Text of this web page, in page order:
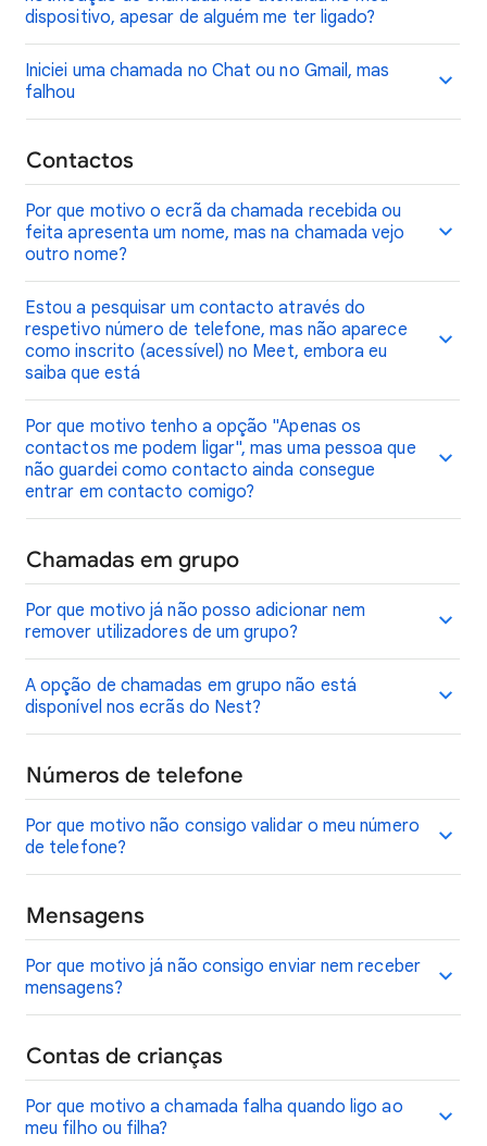
dispositivo, apesar de alguém me ter ligado?
Iniciei uma chamada no Chat ou no Gmail, mas
falhou
Contactos
Por que motivo o ecrã da chamada recebida ou
feita apresenta um nome, mas na chamada vejo
outro nome?
Estou a pesquisar um contacto através do
respetivo número de telefone, mas não aparece
como inscrito (acessível) no Meet, embora eu
saiba que está
Por que motivo tenho a opção "Apenas os
contactos me podem ligar", mas uma pessoa que
não guardei como contacto ainda consegue
entrar em contacto comigo?
Chamadas em grupo
Por que motivo já não posso adicionar nem
remover utilizadores de um grupo?
A opção de chamadas em grupo não está
disponível nos ecrãs do Nest?
Números de telefone
Por que motivo não consigo validar o meu número
de telefone?
Mensagens
Por que motivo já não consigo enviar nem receber
mensagens?
Contas de crianças
Por que motivo a chamada falha quando ligo ao
meu filho ou filha?